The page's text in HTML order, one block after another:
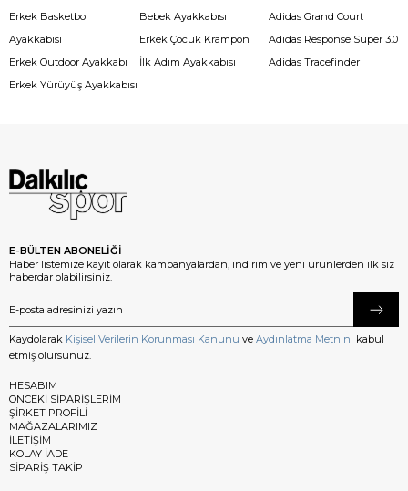
Erkek Basketbol
Ayakkabısı
Erkek Outdoor Ayakkabı
Erkek Yürüyüş Ayakkabısı
Bebek Ayakkabısı
Erkek Çocuk Krampon
İlk Adım Ayakkabısı
Adidas Grand Court
Adidas Response Super 3.0
Adidas Tracefinder
E-BÜLTEN ABONELİĞİ
Haber listemize kayıt olarak kampanyalardan, indirim ve yeni ürünlerden ilk siz
haberdar olabilirsiniz.
Kaydolarak Kişisel Verilerin Korunması Kanunu ve Aydınlatma Metnini kabul
etmiş olursunuz.
HESABIM
ÖNCEKİ SİPARİŞLERİM
ŞİRKET PROFİLİ
MAĞAZALARIMIZ
İLETİŞİM
KOLAY İADE
SİPARİŞ TAKİP